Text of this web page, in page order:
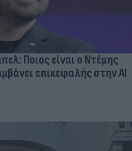
Ποιος είναι ο Ντέμης
επικεφαλής στην ΑΙ